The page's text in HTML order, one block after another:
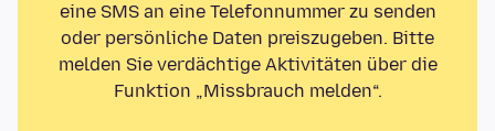
eine SMS an eine Telefonnummer zu senden
oder persönliche Daten preiszugeben. Bitte
melden Sie verdächtige Aktivitäten über die
Funktion „Missbrauch melden“.